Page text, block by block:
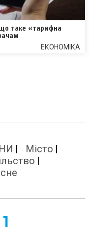
таке «тарифна
ЕКОНОМІКА
Місто